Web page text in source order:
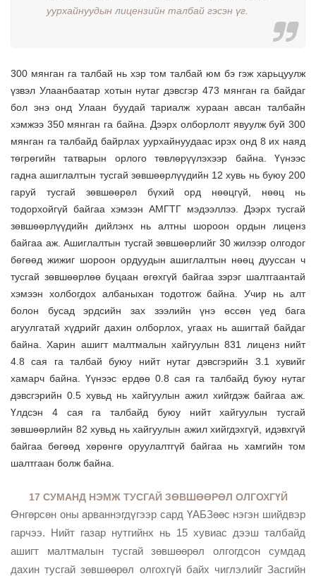
уурхайнуудын лицензийн талбай гэсэн үг.
300 мянган га талбай нь хэр том талбай юм бэ гэж харьцуулж
үзвэл Улаанбаатар хотын нутаг дэвсгэр 473 мянган га байдаг
бол энэ онд Улаан буудай тариалж хураан авсан талбайн
хэмжээ 350 мянган га байна. Дээрх олборлолт явуулж буй 300
мянган га талбайд байрлах уурхайнуудаас ирэх онд 8 их наяд
төгрөгийн татварын орлого төвлөрүүлэхээр байна. Үүнээс
гадна ашиглалтын тусгай зөвшөөрлүүдийн 12 хувь нь буюу 200
гаруй тусгай зөвшөөрөл бүхий орд нөөцгүй, нөөц нь
тодорхойгүй байгаа хэмээн АМГТГ мэдээллээ. Дээрх тусгай
зөвшөөрлүүдийн дийлэнх нь алтны шороон ордын лиценз
байгаа аж. Ашиглалтын тусгай зөвшөөрлийг 30 жилээр олгодог
бөгөөд жижиг шороон ордуудын ашиглалтын нөөц дууссан ч
тусгай зөвшөөрлөө буцаан өгөхгүй байгаа зэрэг шалтгаантай
хэмээн холбогдох албаныхан тодотгож байна. Учир нь алт
болон бусад эрдсийн зах зээлийн үнэ өссөн үед бага
агуулгатай хүдрийг дахин олборлох, угаах нь ашигтай байдаг
байна. Харин ашигт малтмалын хайгуулын 831 лиценз нийт
4.8 сая га талбай буюу нийт нутаг дэвсгэрийн 3.1 хувийг
хамарч байна. Үүнээс ердөө 0.8 сая га талбайд буюу нутаг
дэвсгэрийн 0.5 хувьд нь хайгуулын ажил хийгдэж байгаа аж.
Үлдсэн 4 сая га талбайд буюу нийт хайгуулын тусгай
зөвшөөрлийн 82 хувьд нь хайгуулын ажил хийгдэхгүй, идэвхгүй
байгаа бөгөөд хөрөнгө оруулалтгүй байгаа нь хамгийн том
шалтгаан болж байна.
17 СУМАНД НЭМЖ ТУСГАЙ ЗӨВШӨӨРӨЛ ОЛГОХГҮЙ
Өнгөрсөн оны арваннэгдүгээр сард ҮАБЗөөс нэгэн шийдвэр
гарчээ. Нийт газар нутгийнх нь 15 хувиас дээш талбайд
ашигт малтмалын тусгай зөвшөөрөл олгогдсон сумдад
дахин тусгай зөвшөөрөл олгохгүй байх чиглэлийг Засгийн